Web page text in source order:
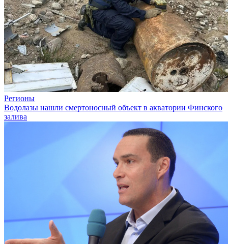
Регионы
Водолазы нашли смертоносный объект в акватории Финского
залива